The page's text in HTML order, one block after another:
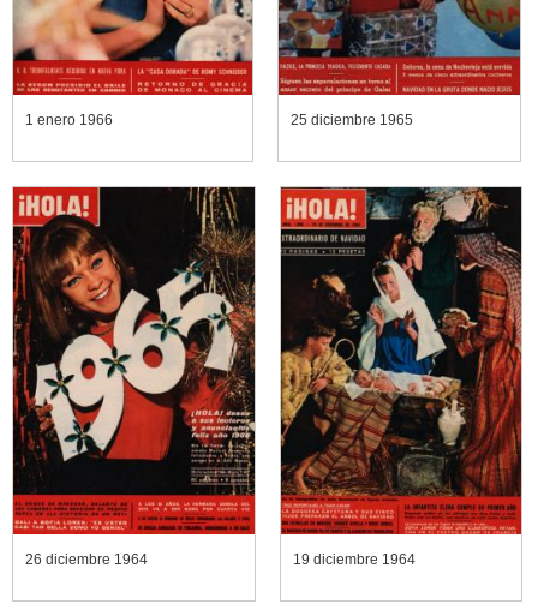
1 enero 1966 25 diciembre 1965
26 diciembre 1964 19 diciembre 1964